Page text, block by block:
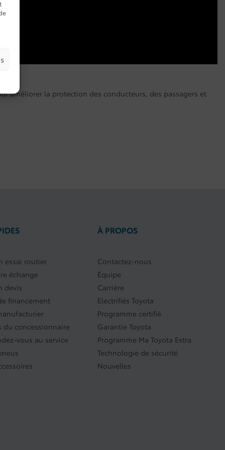
améliorer la protection des conducteurs, des passagers et
essai routier
échange
devis
financement
du concessionnaire
vous au service
À PROPOS
Contactez-nous
Équipe
Carrière
Electrifiés Toyota
Programme certifié
Garantie Toyota
Programme Ma Toyota Extra
Technologie de sécurité
Nouvelles